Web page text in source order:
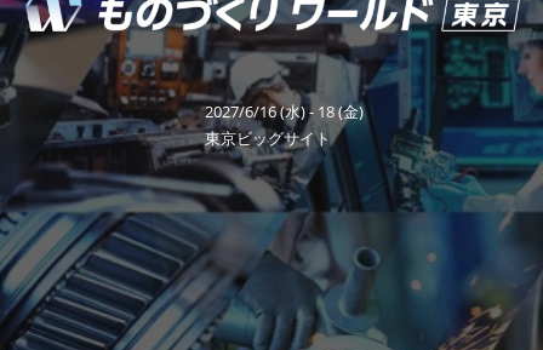
2026年12月02日
マリンメッセ福岡｜MARIN MESSE Fukuoka
ワ
ー
ル
2027/6/16 (水) - 18 (金)
東京ビッグサイト